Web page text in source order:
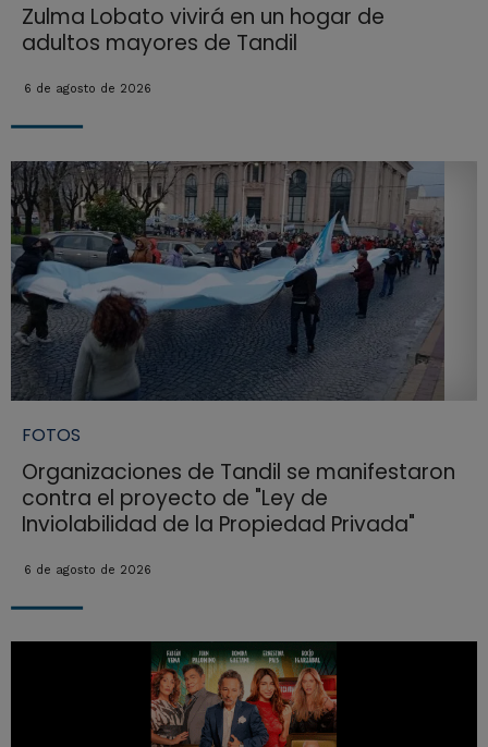
Zulma Lobato vivirá en un hogar de
adultos mayores de Tandil
6 de agosto de 2026
FOTOS
Organizaciones de Tandil se manifestaron
contra el proyecto de "Ley de
Inviolabilidad de la Propiedad Privada"
6 de agosto de 2026